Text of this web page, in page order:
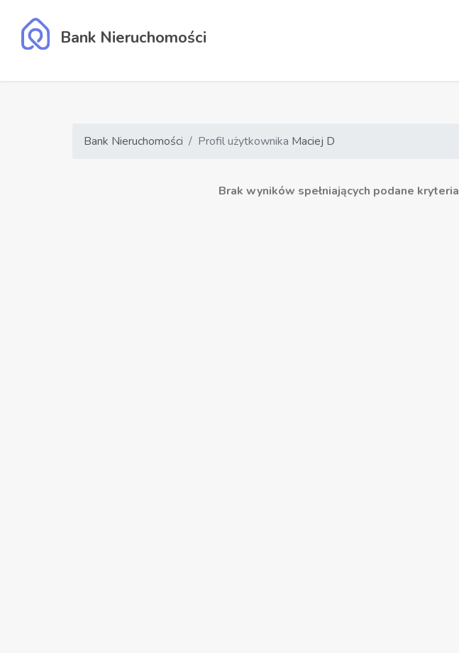
Bank Nieruchomości
Bank Nieruchomości Profil użytkownika Maciej D
Brak wyników spełniających podane kryteria